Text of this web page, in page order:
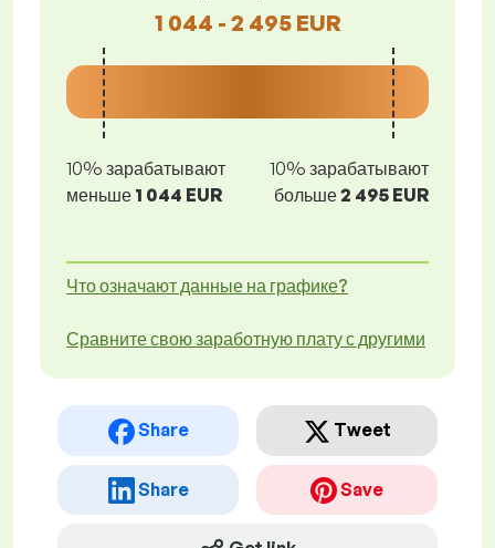
1 044 - 2 495 EUR
10% зарабатывают
меньше 1 044 EUR
10% зарабатывают
больше2 495 EUR
Что означают данные на графике?
Сравните свою заработную плату с другими
Share Tweet
Share Save